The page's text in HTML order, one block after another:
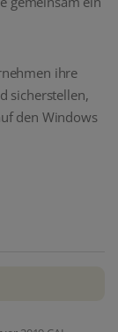
ihre
sicherstellen,
den Windows